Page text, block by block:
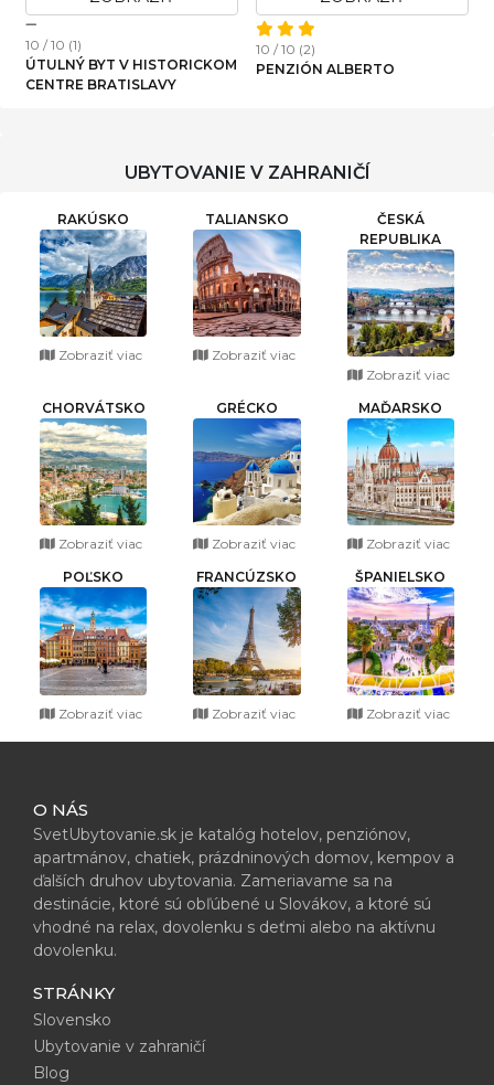
10 / 10 (17)
APARTMÁN MARTIN
10 / 10 (30)
APARTMÁNY KUBÍNSKA
UBYTOVANIE V ZAHRANIČÍ
RAKÚSKO
Zobraziť viac
TALIANSKO
Zobraziť viac
ČESKÁ
REPUBLIKA
Zobraziť viac
CHORVÁTSKO
Zobraziť viac
GRÉCKO
Zobraziť viac
MAĎARSKO
Zobraziť viac
POĽSKO
Zobraziť viac
FRANCÚZSKO
Zobraziť viac
ŠPANIELSKO
Zobraziť viac
O NÁS
SvetUbytovanie.sk je katalóg hotelov, penziónov,
apartmánov, chatiek, prázdninových domov, kempov a
ďalších druhov ubytovania. Zameriavame sa na
destinácie, ktoré sú obľúbené u Slovákov, a ktoré sú
vhodné na relax, dovolenku s deťmi alebo na aktívnu
dovolenku.
STRÁNKY
Slovensko
Ubytovanie v zahraničí
Blog